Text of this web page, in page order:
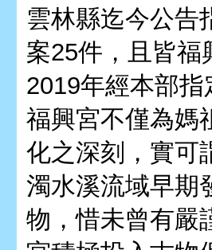
雲林縣迄今公告
案25件，且皆福
2019年經本部
福興宮不僅為媽
化之深刻，實可
濁水溪流域早期
物，惜未曾有嚴